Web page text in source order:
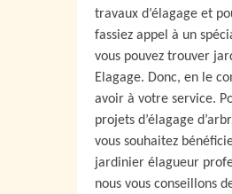
travaux d’élagage et
fassiez appel à un
vous pouvez trouver
Elagage. Donc, en le
avoir à votre service.
projets d’élagage
vous souhaitez
jardinier élagueur
nous vous conseillons